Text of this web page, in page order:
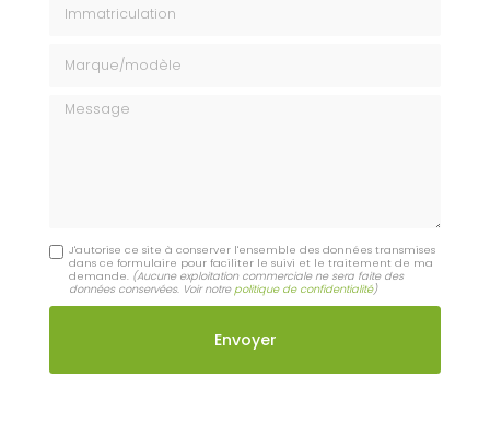
Marque modèle
Message
J'autorise ce site à conserver l'ensemble des données transmises
dans ce formulaire pour faciliter le suivi et le traitement de ma
demande. (Aucune exploitation commerciale ne sera faite des
données conservées. Voir notrepolitique de confidentialité)